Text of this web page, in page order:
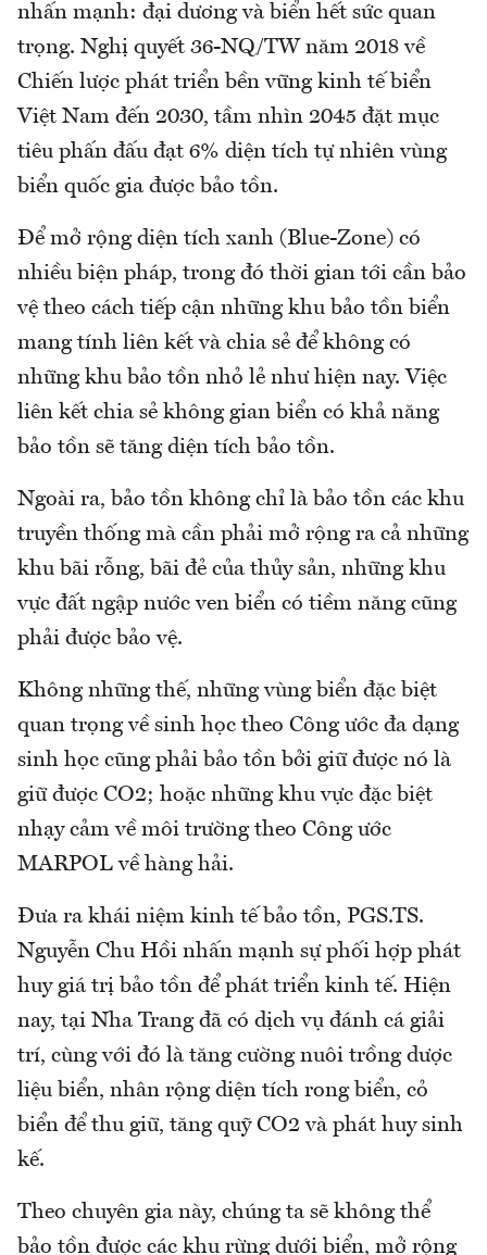
nhấn mạnh: đại dương và biển hết sức quan
trọng. Nghị quyết 36-NQ/TW năm 2018 về
Chiến lược phát triển bền vững kinh tế biển
Việt Nam đến 2030, tầm nhìn 2045 đặt mục
tiêu phấn đấu đạt 6% diện tích tự nhiên vùng
biển quốc gia được bảo tồn.
Để mở rộng diện tích xanh (Blue-Zone) có
nhiều biện pháp, trong đó thời gian tới cần bảo
vệ theo cách tiếp cận những khu bảo tồn biển
mang tính liên kết và chia sẻ để không có
những khu bảo tồn nhỏ lẻ như hiện nay. Việc
liên kết chia sẻ không gian biển có khả năng
bảo tồn sẽ tăng diện tích bảo tồn.
Ngoài ra, bảo tồn không chỉ là bảo tồn các khu
truyền thống mà cần phải mở rộng ra cả những
khu bãi rỗng, bãi đẻ của thủy sản, những khu
vực đất ngập nước ven biển có tiềm năng cũng
phải được bảo vệ.
Không những thế, những vùng biển đặc biệt
quan trọng về sinh học theo Công ước đa dạng
sinh học cũng phải bảo tồn bởi giữ được nó là
giữ được CO2; hoặc những khu vực đặc biệt
nhạy cảm về môi trường theo Công ước
MARPOL về hàng hải.
Đưa ra khái niệm kinh tế bảo tồn, PGS.TS.
Nguyễn Chu Hồi nhấn mạnh sự phối hợp phát
huy giá trị bảo tồn để phát triển kinh tế. Hiện
nay, tại Nha Trang đã có dịch vụ đánh cá giải
trí, cùng với đó là tăng cường nuôi trồng dược
liệu biển, nhân rộng diện tích rong biển, cỏ
biển để thu giữ, tăng quỹ CO2 và phát huy sinh
kế.
Theo chuyên gia này, chúng ta sẽ không thể
bảo tồn được các khu rừng dưới biển, mở rộng